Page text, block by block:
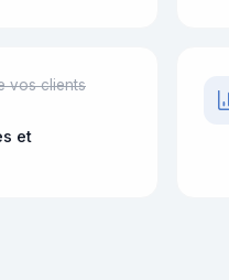
vos clients
et